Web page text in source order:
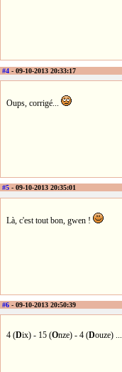
#4 - 09-10-2013 20:33:17
Oups, corrigé...
#5 - 09-10-2013 20:35:01
Là, c'est tout bon, gwen !
#6 - 09-10-2013 20:50:39
4 (Dix) - 15 (Onze) - 4 (Douze) ...